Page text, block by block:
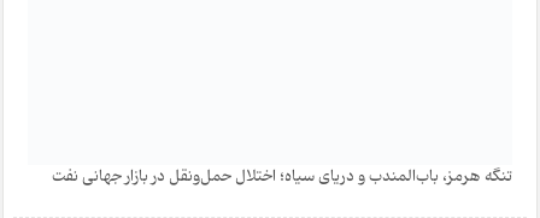
تنگه هرمز، باب‌المندب و دریای سیاه؛ اختلال حمل‌ونقل در بازار جهانی نفت